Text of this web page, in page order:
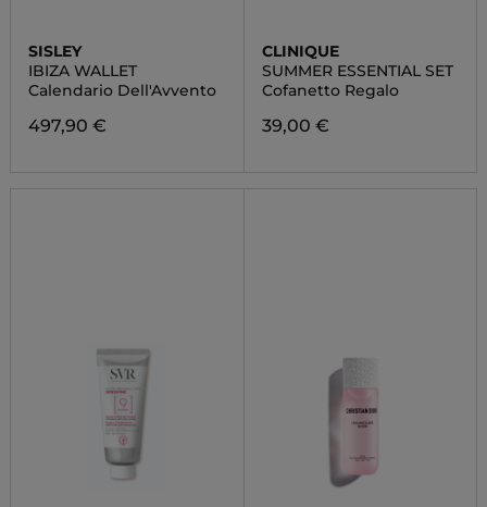
SISLEY
IBIZA WALLET
Calendario Dell'Avvento
497,90 €
CLINIQUE
SUMMER ESSENTIAL SET
Cofanetto Regalo
39,00 €